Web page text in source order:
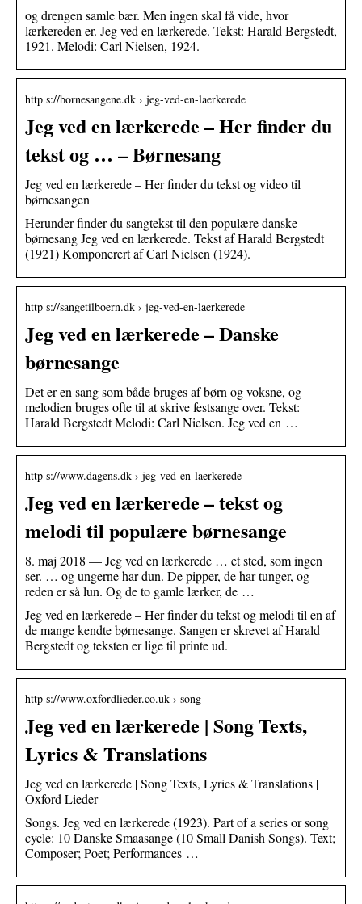
og drengen samle bær. Men ingen skal få vide, hvor
lærkereden er. Jeg ved en lærkerede. Tekst: Harald Bergstedt,
1921. Melodi: Carl Nielsen, 1924.
http s://bornesangene.dk › jeg-ved-en-laerkerede
Jeg ved en lærkerede – Her finder du
tekst og … – Børnesang
Jeg ved en lærkerede – Her finder du tekst og video til
børnesangen
Herunder finder du sangtekst til den populære danske
børnesang Jeg ved en lærkerede. Tekst af Harald Bergstedt
(1921) Komponerert af Carl Nielsen (1924).
http s://sangetilboern.dk › jeg-ved-en-laerkerede
Jeg ved en lærkerede – Danske
børnesange
Det er en sang som både bruges af børn og voksne, og
melodien bruges ofte til at skrive festsange over. Tekst:
Harald Bergstedt Melodi: Carl Nielsen. Jeg ved en …
http s://www.dagens.dk › jeg-ved-en-laerkerede
Jeg ved en lærkerede – tekst og
melodi til populære børnesange
8. maj 2018 — Jeg ved en lærkerede … et sted, som ingen
ser. … og ungerne har dun. De pipper, de har tunger, og
reden er så lun. Og de to gamle lærker, de …
Jeg ved en lærkerede – Her finder du tekst og melodi til en af
de mange kendte børnesange. Sangen er skrevet af Harald
Bergstedt og teksten er lige til printe ud.
http s://www.oxfordlieder.co.uk › song
Jeg ved en lærkerede | Song Texts,
Lyrics & Translations
Jeg ved en lærkerede | Song Texts, Lyrics & Translations |
Oxford Lieder
Songs. Jeg ved en lærkerede (1923). Part of a series or song
cycle: 10 Danske Smaasange (10 Small Danish Songs). Text;
Composer; Poet; Performances …